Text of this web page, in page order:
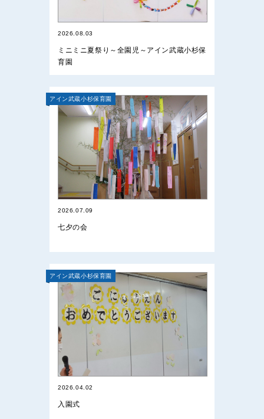
2026.08.03
ミニミニ夏祭り～全園児～アイン武蔵小杉保
育園
アイン武蔵小杉保育園
2026.07.09
七夕の会
アイン武蔵小杉保育園
2026.04.02
入園式